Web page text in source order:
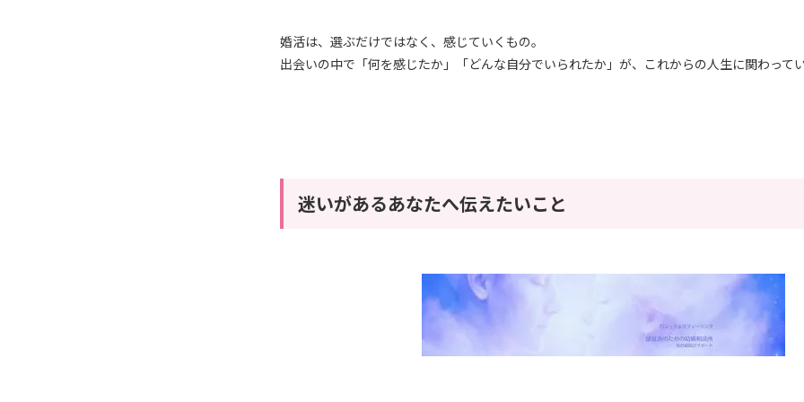
婚活は、選ぶだけではなく、感じていくもの。
出会いの中で「何を感じたか」「どんな自分でいられたか」が、これからの人生に関わってい
迷いがあるあなたへ伝えたいこと